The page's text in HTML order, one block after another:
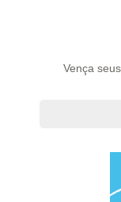
Vença